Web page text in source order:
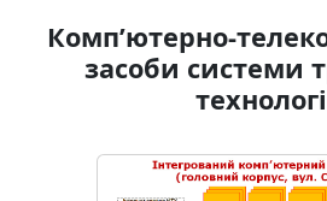
Комп’ютерно-
засоби системи